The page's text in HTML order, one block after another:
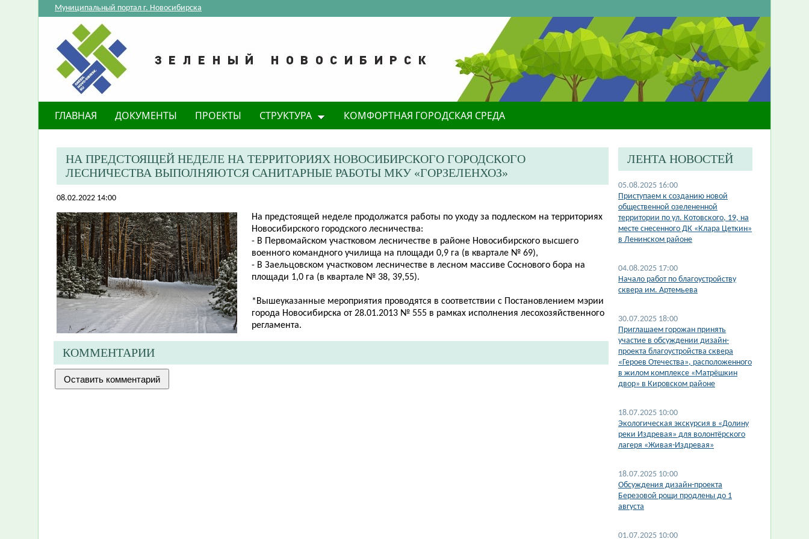
Муниципальный портал г. Новосибирска
ГЛАВНАЯ ДОКУМЕНТЫ ПРОЕКТЫ СТРУКТУРА КОМФОРТНАЯ ГОРОДСКАЯ СРЕДА
НА ПРЕДСТОЯЩЕЙ НЕДЕЛЕ НА ТЕРРИТОРИЯХ НОВОСИБИРСКОГО ГОРОДСКОГО
ЛЕСНИЧЕСТВА ВЫПОЛНЯЮТСЯ САНИТАРНЫЕ РАБОТЫ МКУ «ГОРЗЕЛЕНХОЗ»
08.02.2022 14:00
На предстоящей неделе продолжатся работы по уходу за подлеском на территориях
Новосибирского городского лесничества:
- В Первомайском участковом лесничестве в районе Новосибирского высшего
военного командного училища на площади 0,9 га (в квартале № 69),
- В Заельцовском участковом лесничестве в лесном массиве Соснового бора на
площади 1,0 га (в квартале № 38, 39,55).
*Вышеуказанные мероприятия проводятся в соответствии с Постановлением мэрии
города Новосибирска от 28.01.2013 № 555 в рамках исполнения лесохозяйственного
регламента.
КОММЕНТАРИИ
ЛЕНТА НОВОСТЕЙ
05.08.2025 16:00
Приступаем к созданию новой
общественной озелененной
территории по ул. Котовского, 19, на
месте снесенного ДК «Клара Цеткин»
в Ленинском районе
04.08.2025 17:00
Начало работ по благоустройству
сквера им. Артемьева
30.07.2025 18:00
​Приглашаем горожан принять
участие в обсуждении дизайн-
проекта благоустройства сквера
«Героев Отечества», расположенного
в жилом комплексе «Матрёшкин
двор» в Кировском районе
18.07.2025 10:00
Экологическая экскурсия в «Долину
реки Издревая» для волонтёрского
лагеря «Живая-Издревая»
18.07.2025 10:00
​Обсуждения дизайн-проекта
Березовой рощи продлены до 1
августа
01.07.2025 10:00